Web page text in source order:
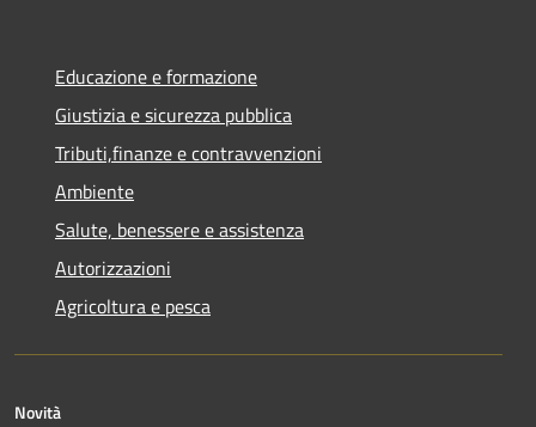
Educazione e formazione
Giustizia e sicurezza pubblica
Tributi,finanze e contravvenzioni
Ambiente
Salute, benessere e assistenza
Autorizzazioni
Agricoltura e pesca
Novità